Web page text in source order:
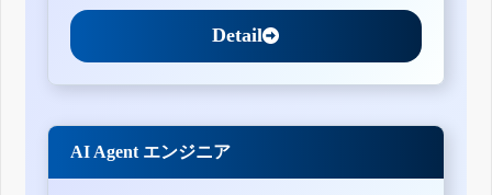
有価証券報告書-第22期(平成23年2月1日-平成24年1月31日)
四半期報告書-第22期第3四半期(平成23年8月1日-平成23年10
月31日)
四半期報告書-第22期第2四半期(平成23年5月1日-平成23年7
四半期報告書-第22期第1四半期(平成23年2月1日-平成23年4
月30日)
有価証券報告書-第21期(平成22年2月1日-平成23年1月31日)
Detail
AI Agent エンジニア